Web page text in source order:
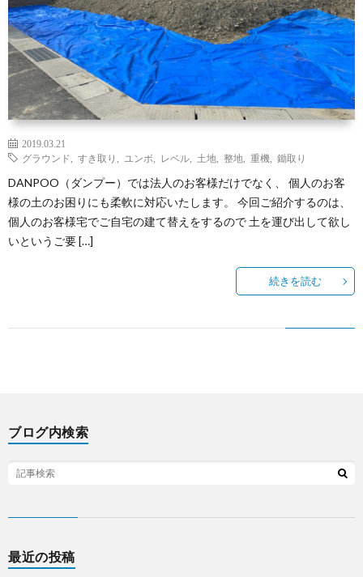
介
関
連
情
ュ
ー
ス
メ
デ
ィ
日々
の
来
イ
セ
2019.03.21
グラウンド
すき取り ユンボ レベル 土地 整地 重機 鋤取り
DANPOO（ダンプー）では法人のお客様だけでなく、 個人のお客
様の土のお困りにも柔軟に対応いたします。 今回ご紹介するのは、
個人のお客様宅でご自宅の建て替えをするので 土を運び出して欲し
いというご要 […]
続きを読む
ブログ内検索
最近の投稿